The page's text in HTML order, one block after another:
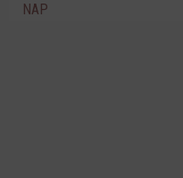
NAP